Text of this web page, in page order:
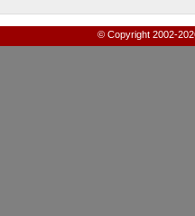
© Copyright 2002-